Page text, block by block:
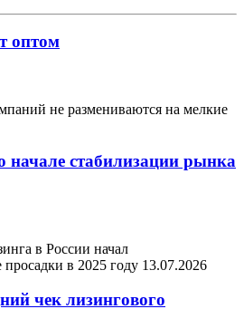
оптом
не размениваются на мелкие
начале стабилизации рынка
в России начал
просадки в 2025 году 13.07.2026
чек лизингового